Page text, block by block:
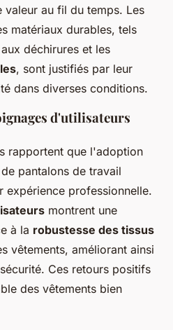
valeur au fil du temps. Les
matériaux durables, tels
déchirures et les
, sont justifiés par leur
dans diverses conditions.
d'utilisateurs
rapportent que l'adoption
pantalons de travail
expérience professionnelle.
montrent une
à la robustesse des tissus
vêtements, améliorant ainsi
Ces retours positifs
des vêtements bien